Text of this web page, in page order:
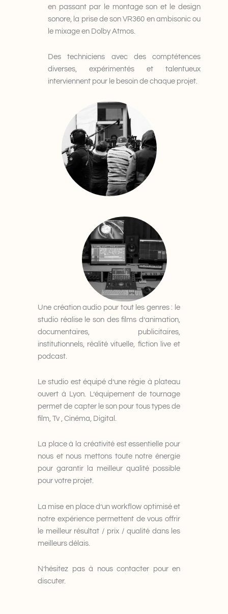
en passant par le montage son et le design
sonore, la prise de son VR360 en ambisonic ou
le mixage en Dolby Atmos.
Des techniciens avec des comptétences
diverses, expérimentés et talentueux
interviennent pour le besoin de chaque projet.
Une création audio pour tout les genres : le
studio réalise le son des films d’animation,
documentaires, publicitaires,
institutionnels, réalité vituelle, fiction live et
podcast.
Le studio est équipé d’une régie à plateau
ouvert à Lyon. L’équipement de tournage
permet de capter le son pour tous types de
film, Tv , Cinéma, Digital.
La place à la créativité est essentielle pour
nous et nous mettons toute notre énergie
pour garantir la meilleur qualité possible
pour votre projet.
La mise en place d’un workflow optimisé et
notre expérience permettent de vous offrir
le meilleur résultat / prix / qualité dans les
meilleurs délais.
N’hésitez pas à nous contacter pour en
discuter.